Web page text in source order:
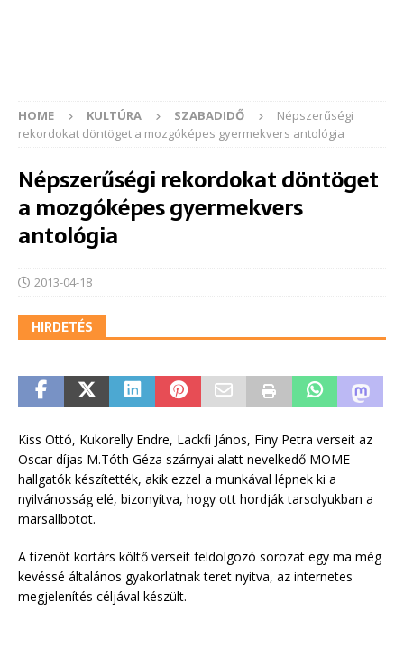
HOME KULTÚRA SZABADIDŐ
Népszerűségi
rekordokat döntöget a mozgóképes gyermekvers antológia
Népszerűségi rekordokat döntöget
a mozgóképes gyermekvers
antológia
2013-04-18
HIRDETÉS
Kiss Ottó, Kukorelly Endre, Lackfi János, Finy Petra verseit az
Oscar díjas M.Tóth Géza szárnyai alatt nevelkedő MOME-
hallgatók készítették, akik ezzel a munkával lépnek ki a
nyilvánosság elé, bizonyítva, hogy ott hordják tarsolyukban a
marsallbotot.
A tizenöt kortárs költő verseit feldolgozó sorozat egy ma még
kevéssé általános gyakorlatnak teret nyitva, az internetes
megjelenítés céljával készült.